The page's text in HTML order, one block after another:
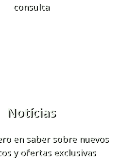
consulta
Notícias
en saber sobre nuevos
y ofertas exclusivas